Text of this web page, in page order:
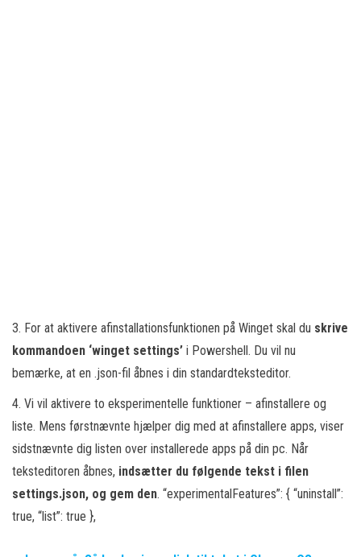
3. For at aktivere afinstallationsfunktionen på Winget skal du skrive
kommandoen ‘winget settings’ i Powershell. Du vil nu
bemærke, at en .json-fil åbnes i din standardteksteditor.
4. Vi vil aktivere to eksperimentelle funktioner – afinstallere og
liste. Mens førstnævnte hjælper dig med at afinstallere apps, viser
sidstnævnte dig listen over installerede apps på din pc. Når
teksteditoren åbnes, indsætter du følgende tekst i filen
settings.json, og gem den. “experimentalFeatures”: { “uninstall”:
true, “list”: true },